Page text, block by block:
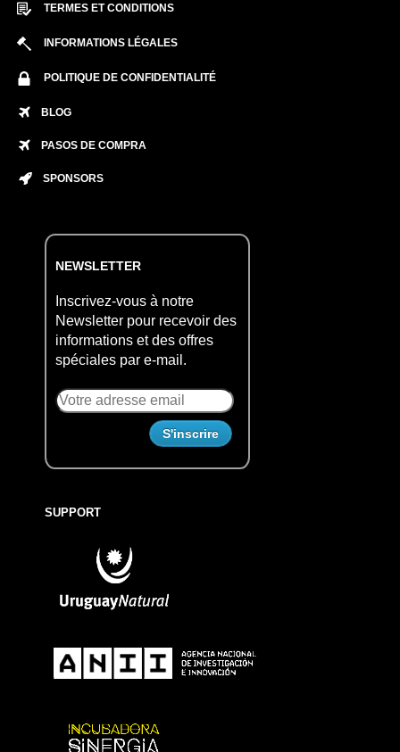
TERMES ET CONDITIONS
INFORMATIONS LÉGALES
POLITIQUE DE CONFIDENTIALITÉ
BLOG
PASOS DE COMPRA
SPONSORS
NEWSLETTER
Inscrivez-vous à notre
Newsletter pour recevoir des
informations et des offres
spéciales par e-mail.
SUPPORT